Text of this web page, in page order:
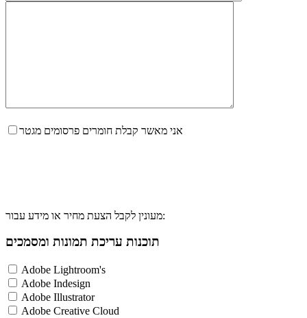
אני מאשר קבלת חומרים פרסומים מגטר
מעונין לקבל הצעת מחיר או מידע עבור:
תוכנות עריכת תמונות ומסמכים
Adobe Lightroom's
Adobe Indesign
Adobe Illustrator
Adobe Creative Cloud